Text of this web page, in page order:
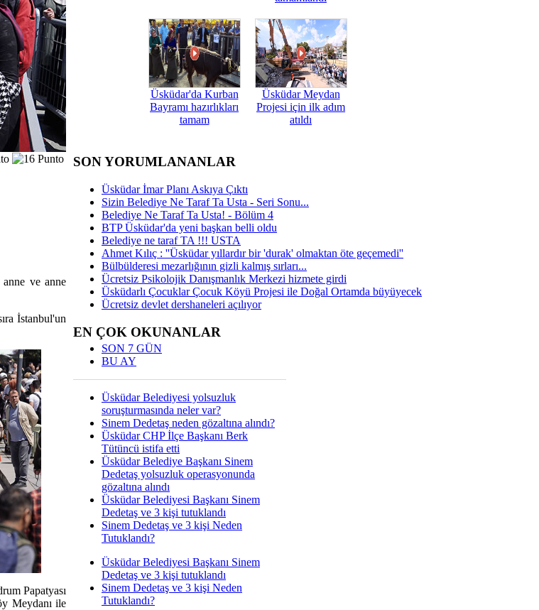
anne ve anne
İstanbul'un
Papatyası
Meydanı ile
Üsküdar'da Kurban
Bayramı hazırlıkları
tamam
Üsküdar Meydan
Projesi için ilk adım
atıldı
SON YORUMLANANLAR
Üsküdar İmar Planı Askıya Çıktı
Sizin Belediye Ne Taraf Ta Usta - Seri Sonu...
Belediye Ne Taraf Ta Usta! - Bölüm 4
BTP Üsküdar'da yeni başkan belli oldu
Belediye ne taraf TA !!! USTA
Ahmet Kılıç : ''Üsküdar yıllardır bir 'durak' olmaktan öte geçemedi''
Bülbülderesi mezarlığının gizli kalmış sırları...
Ücretsiz Psikolojik Danışmanlık Merkezi hizmete girdi
Üsküdarlı Çocuklar Çocuk Köyü Projesi ile Doğal Ortamda büyüyecek
Ücretsiz devlet dershaneleri açılıyor
EN ÇOK OKUNANLAR
SON 7 GÜN
BU AY
Üsküdar Belediyesi yolsuzluk
soruşturmasında neler var?
Sinem Dedetaş neden gözaltına alındı?
Üsküdar CHP İlçe Başkanı Berk
Tütüncü istifa etti
Üsküdar Belediye Başkanı Sinem
Dedetaş yolsuzluk operasyonunda
gözaltına alındı
Üsküdar Belediyesi Başkanı Sinem
Dedetaş ve 3 kişi tutuklandı
Sinem Dedetaş ve 3 kişi Neden
Tutuklandı?
Üsküdar Belediyesi Başkanı Sinem
Dedetaş ve 3 kişi tutuklandı
Sinem Dedetaş ve 3 kişi Neden
Tutuklandı?